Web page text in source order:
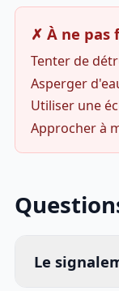
✗ À ne pas
Tenter de
Asperger
Utiliser une
Approcher à
Le